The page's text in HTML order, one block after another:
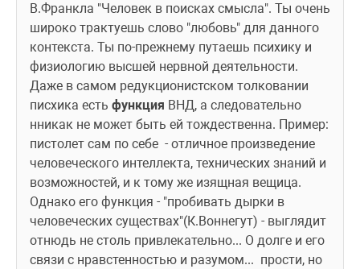
В.Франкла "Человек в поисках смысла". Ты очень
широко трактуешь слово "любовь" для данного
контекста. Ты по-прежнему путаешь психику и
физиологию высшей нервной деятельности.
Даже в самом редукционистском толковании
писхика есть функция ВНД, а следовательно
нникак не может быть ей тождественна. Пример:
пистолет сам по себе  - отличное произведение
человеческого интеллекта, технических знаний и
возможностей, и к тому же изящная вещица.
Однако его функция - "пробивать дырки в
человеческих существах"(К.Воннегут) - выглядит
отнюдь не столь привлекательно... О долге и его
связи с нравстенностью и разумом...  прости, но